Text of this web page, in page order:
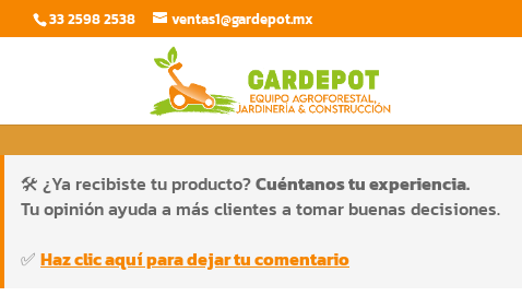
33 2598 2538 ventas1@gardepot.mx
🛠️ ¿Ya recibiste tu producto?Cuéntanos tu experiencia.
Tu opinión ayuda a más clientes a tomar buenas decisiones.
✅ Haz clic aquí para dejar tu comentario